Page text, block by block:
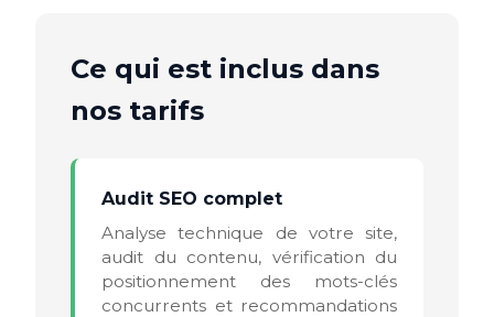
Ce qui est inclus dans
nos tarifs
Audit SEO complet
Analyse technique de votre site,
audit du contenu, vérification du
positionnement des mots-clés
concurrents et recommandations